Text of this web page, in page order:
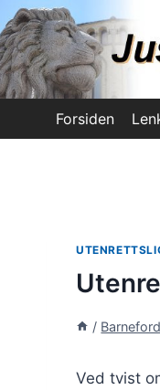
Skip
to
content
Forsiden
/
Ved tvist